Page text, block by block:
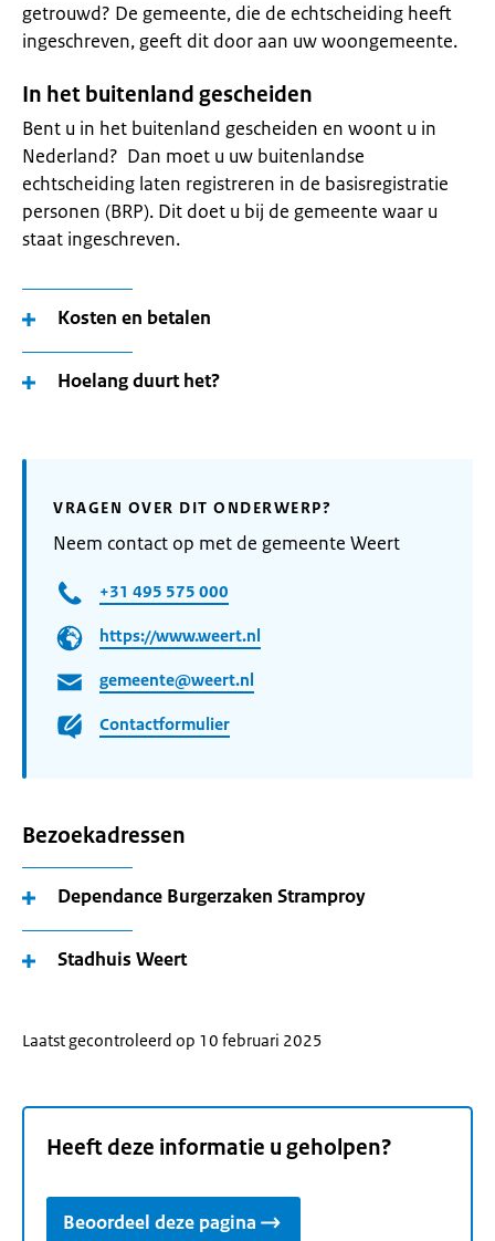
getrouwd? De gemeente, die de echtscheiding heeft
ingeschreven, geeft dit door aan uw woongemeente.
In het buitenland gescheiden
Bent u in het buitenland gescheiden en woont u in
Nederland? Dan moet u uw buitenlandse
echtscheiding laten registreren in de basisregistratie
personen (BRP). Dit doet u bij de gemeente waar u
staat ingeschreven.
Kosten en betalen
Hoelang duurt het?
VRAGEN OVER DIT ONDERWERP?
Neem contact op met de gemeente Weert
+31 495 575 000
https://www.weert.nl
gemeente@weert.nl
Contactformulier
Bezoekadressen
Dependance Burgerzaken Stramproy
Stadhuis Weert
Laatst gecontroleerd op 10 februari 2025
Heeft deze informatie u geholpen?
Beoordeel deze pagina